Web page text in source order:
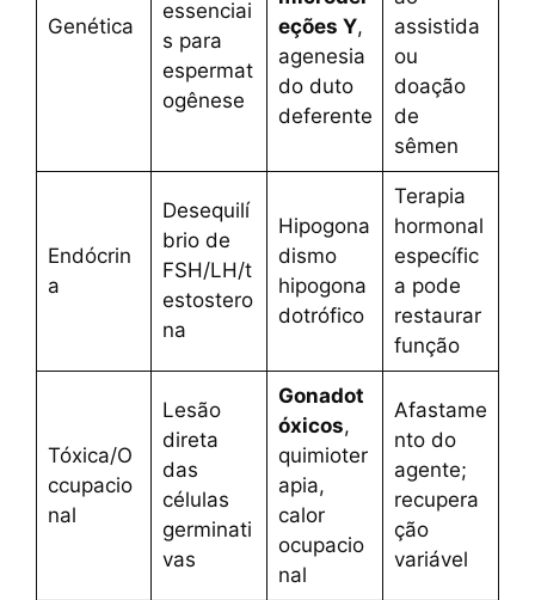
Genética
essenciai
s para
espermat
ogênese
eções Y,
agenesia
do duto
deferente
assistida
ou
doação
de
sêmen
Endócrin
a
Desequilí
brio de
FSH/LH/t
estostero
na
Hipogona
dismo
hipogona
dotrófico
Terapia
hormonal
específic
a pode
restaurar
função
Tóxica/O
ccupacio
nal
Lesão
direta
das
células
germinati
vas
Gonadot
óxicos,
quimioter
apia,
calor
ocupacio
nal
Afastame
nto do
agente;
recupera
ção
variável